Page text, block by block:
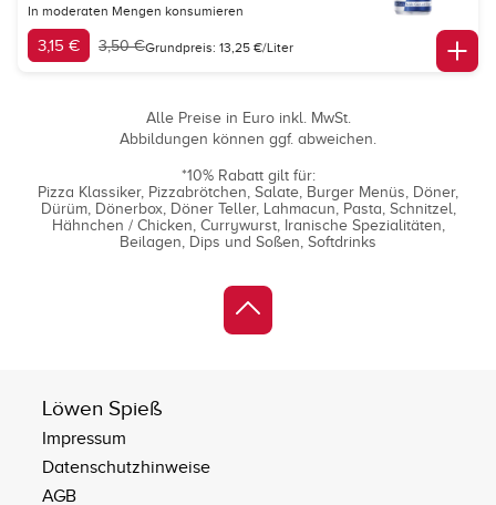
In moderaten Mengen konsumieren
3,15 € 3,50 €Grundpreis: 13,25 €/Liter
Alle Preise in Euro inkl. MwSt.
Abbildungen können ggf. abweichen.
*10% Rabatt gilt für:
Pizza Klassiker Pizzabrötchen Salate Burger Menüs
Döner
Dürüm
Dönerbox Döner Teller Lahmacun Pasta Schnitzel
Hähnchen / Chicken Currywurst
Iranische Spezialitäten
Beilagen
Dips und Soßen Softdrinks
Löwen Spieß
Impressum
Datenschutzhinweise
AGB